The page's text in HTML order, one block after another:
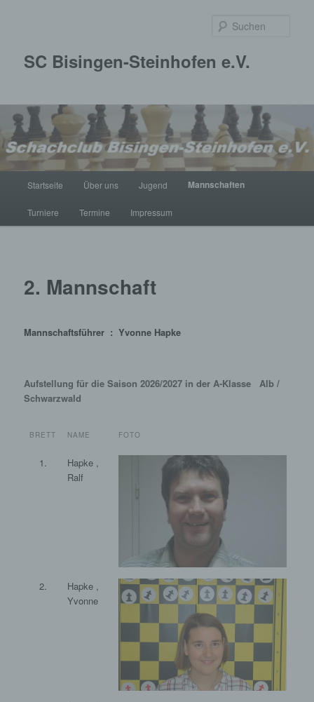
SC Bisingen-Steinhofen e.V.
Startseite Über uns Jugend Mannschaften
Turniere Termine Impressum
2. Mannschaft
Mannschaftsführer : Yvonne Hapke
Aufstellung für die Saison 2026/2027 in der A-Klasse Alb /
Schwarzwald
BRETT NAME FOTO
1.
Hapke ,
Ralf
2.
Hapke ,
Yvonne